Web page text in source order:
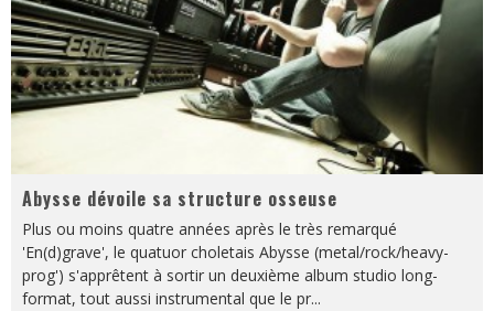
Abysse dévoile sa structure osseuse
Plus ou moins quatre années après le très remarqué
'En(d)grave', le quatuor choletais Abysse (metal/rock/heavy-
prog') s'apprêtent à sortir un deuxième album studio long-
format, tout aussi instrumental que le pr...